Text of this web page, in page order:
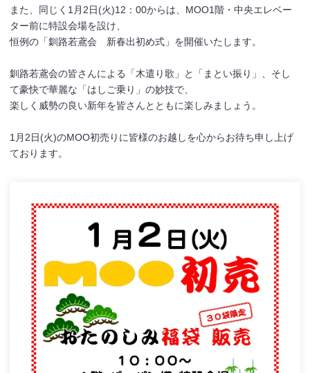
また、同じく1月2日(火)12：00からは、MOO1階・中央エレベー
ター前に特設会場を設け、
恒例の「釧路若鳶会 新春出初め式」を開催いたします。
釧路若鳶会の皆さんによる「木遣り歌」と「まとい振り」、そし
て豪快で華麗な「はしご乗り」の妙技で、
楽しく威勢の良い新年を皆さんとともに楽しみましょう。
1月2日(火)のMOO初売りに皆様のお越しを心からお待ち申し上げ
ております。